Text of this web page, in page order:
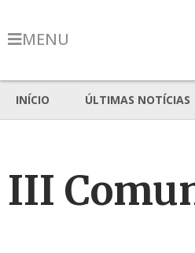
MENU
INÍCIO ÚLTIMAS NOTÍCIAS
III